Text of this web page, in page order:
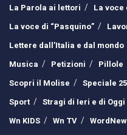
La Parola ai lettori
La voce
La voce di “Pasquino”
Lettere dall’Italia e dal mondo
Musica
Petizioni Pillole
Scopri il Molise
Speciale
Sport
Stragi di Ieri e di Oggi
Wn KIDS
Wn TV